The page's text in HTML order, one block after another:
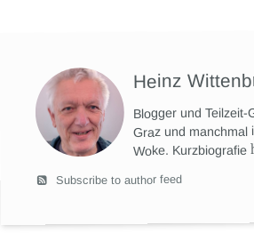
Heinz
Blogger und Teilzeit-
Graz und manchmal
Woke. Kurzbiografie
Subscribe to author feed